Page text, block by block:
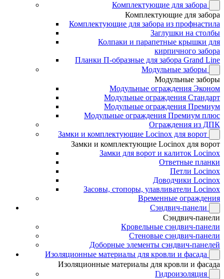
Комплектующие для забора
Комплектующие для забора
Комплектующие для забора из профнастила
Заглушки на столбы
Колпаки и парапетные крышки для
кирпичного забора
Планки П-образные для забора Grand Line
Модульные заборы
Модульные заборы
Модульные ограждения Эконом
Модульные ограждения Стандарт
Модульные ограждения Премиум
Модульные ограждения Премиум плюс
Ограждения из ДПК
Замки и комплектующие Locinox для ворот
Замки и комплектующие Locinox для ворот
Замки для ворот и калиток Locinox
Ответные планки
Петли Locinox
Доводчики Locinox
Засовы, стопоры, улавливатели Locinox
Временные ограждения
Сэндвич-панели
Сэндвич-панели
Кровельные сэндвич-панели
Стеновые сэндвич-панели
Доборные элементы сэндвич-панелей
Изоляционные материалы для кровли и фасада
Изоляционные материалы для кровли и фасада
Гидроизоляция